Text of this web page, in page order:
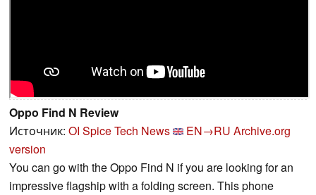
Oppo Find N Review
Источник: OI Spice Tech News EN→RU Archive.org
version
You can go with the Oppo Find N if you are looking for an
impressive flagship with a folding screen. This phone